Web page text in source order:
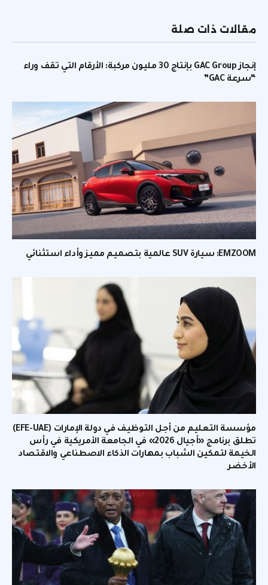
مقالات ذات صلة
إنجاز GAC Group بإنتاج 30 مليون مركبة: الأرقام التي تقف وراء
“سرعة GAC”
EMZOOM: سيارة SUV عالمية بتصميم مميز وأداء استثنائي
مؤسسة التعليم من أجل التوظيف في دولة الإمارات (EFE-UAE)
تطلق برنامج «أجيال 2026» في الجامعة الأمريكية في رأس
الخيمة لتمكين الشباب بمهارات الذكاء الاصطناعي والاقتصاد
الأخضر